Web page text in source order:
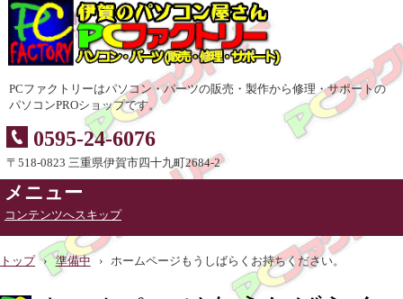
PCファクトリーはパソコン・パーツの販売・製作から修理・サポートの
パソコンPROショップです。
0595-24-6076
〒518-0823 三重県伊賀市四十九町2684-2
メニュー
コンテンツへスキップ
トップ › 準備中 › ホームページもうしばらくお持ちください。